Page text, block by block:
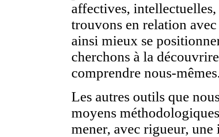
affectives,
trouvons en relation
ainsi mieux se
cherchons à la
comprendre nous-
Les autres outils que
moyens
mener, avec rigueur,